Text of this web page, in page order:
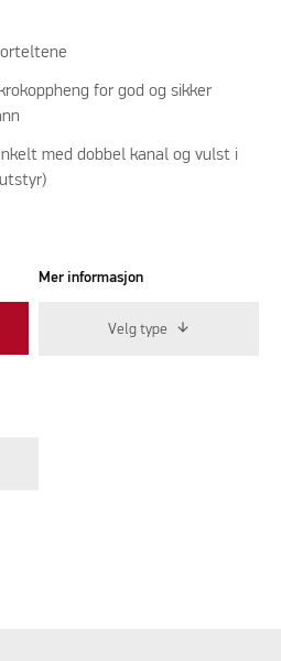
for god og sikker
med dobbel kanal og vulst i
Mer informasjon
Velg type